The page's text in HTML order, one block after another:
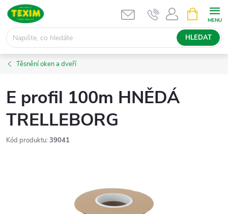
Přejít
obsah
HLEDAT
NÁKUPNÍ
KOŠÍK
Těsnění oken a dveří
E profil 100m HNĚDÁ
TRELLEBORG
Kód produktu: 39041